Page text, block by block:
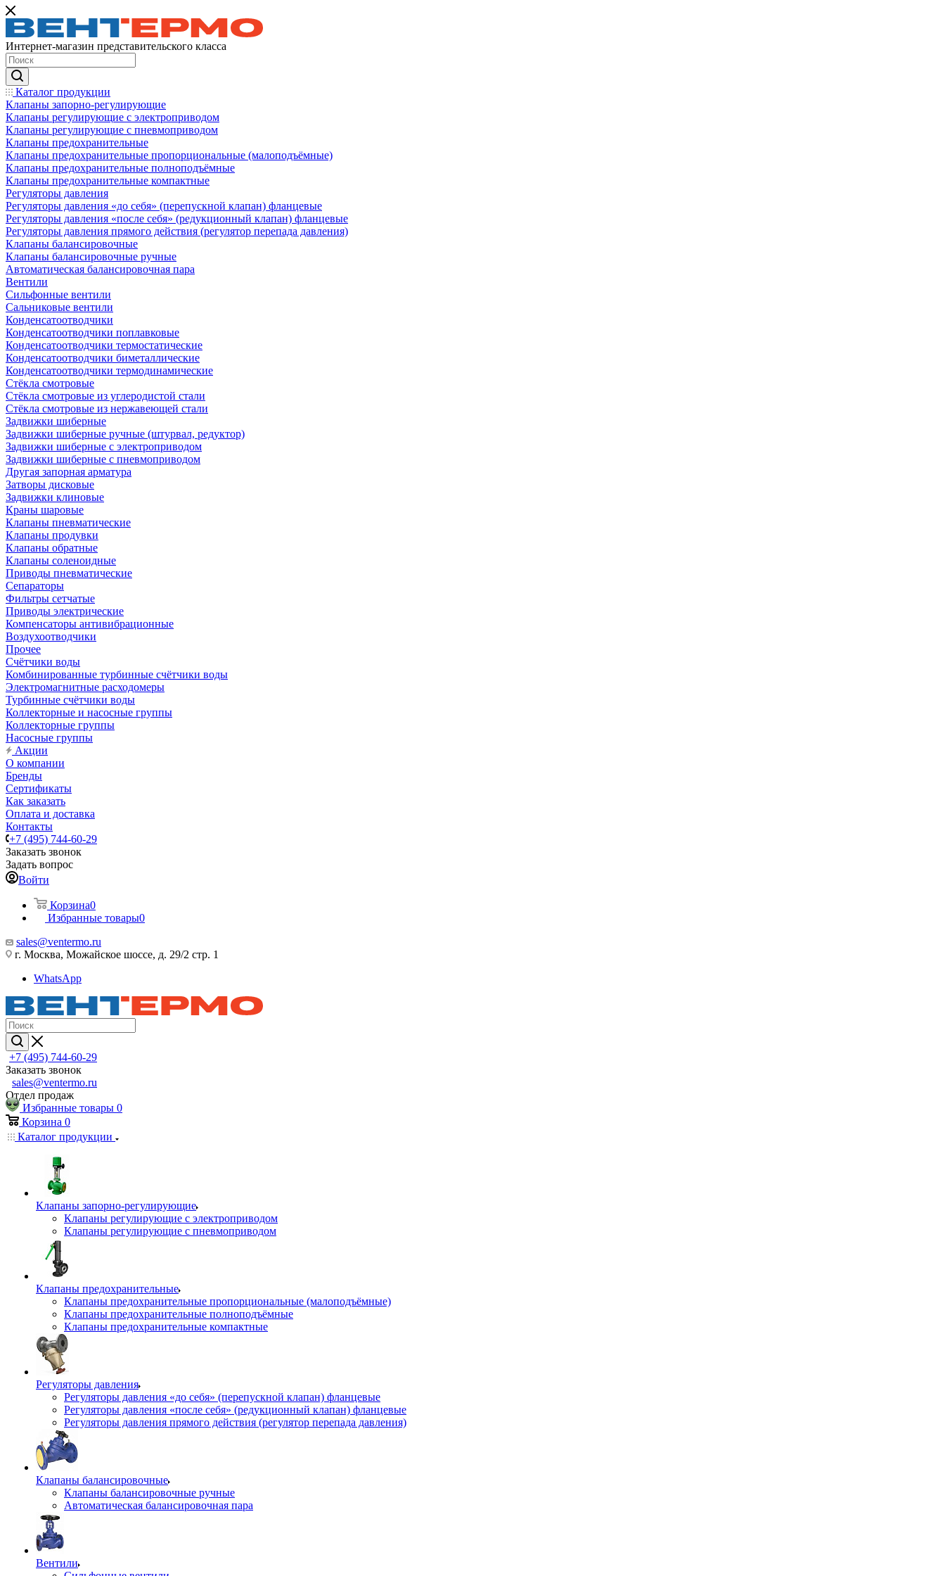
Интернет-магазин представительского класса
Каталог продукции
Клапаны запорно-регулирующие
Клапаны регулирующие с электроприводом
Клапаны регулирующие с пневмоприводом
Клапаны предохранительные
Клапаны предохранительные пропорциональные (малоподъёмные)
Клапаны предохранительные полноподъёмные
Клапаны предохранительные компактные
Регуляторы давления
Регуляторы давления «до себя» (перепускной клапан) фланцевые
Регуляторы давления «после себя» (редукционный клапан) фланцевые
Регуляторы давления прямого действия (регулятор перепада давления)
Клапаны балансировочные
Клапаны балансировочные ручные
Автоматическая балансировочная пара
Вентили
Сильфонные вентили
Сальниковые вентили
Конденсатоотводчики
Конденсатоотводчики поплавковые
Конденсатоотводчики термостатические
Конденсатоотводчики биметаллические
Конденсатоотводчики термодинамические
Стёкла смотровые
Стёкла смотровые из углеродистой стали
Стёкла смотровые из нержавеющей стали
Задвижки шиберные
Задвижки шиберные ручные (штурвал, редуктор)
Задвижки шиберные с электроприводом
Задвижки шиберные с пневмоприводом
Другая запорная арматура
Затворы дисковые
Задвижки клиновые
Краны шаровые
Клапаны пневматические
Клапаны продувки
Клапаны обратные
Клапаны соленоидные
Приводы пневматические
Сепараторы
Фильтры сетчатые
Приводы электрические
Компенсаторы антивибрационные
Воздухоотводчики
Прочее
Счётчики воды
Комбинированные турбинные счётчики воды
Электромагнитные расходомеры
Турбинные счётчики воды
Коллекторные и насосные группы
Коллекторные группы
Насосные группы
Акции
О компании
Бренды
Сертификаты
Как заказать
Оплата и доставка
Контакты
+7 (495) 744-60-29
Заказать звонок
Задать вопрос
Войти
Корзина0
Избранные товары0
sales@ventermo.ru
г. Москва, Можайское шоссе, д. 29/2 стр. 1
WhatsApp
+7 (495) 744-60-29
Заказать звонок
sales@ventermo.ru
Отдел продаж
Избранные товары 0
Корзина 0
Каталог продукции
Клапаны запорно-регулирующие
Клапаны регулирующие с электроприводом
Клапаны регулирующие с пневмоприводом
Клапаны предохранительные
Клапаны предохранительные пропорциональные (малоподъёмные)
Клапаны предохранительные полноподъёмные
Клапаны предохранительные компактные
Регуляторы давления
Регуляторы давления «до себя» (перепускной клапан) фланцевые
Регуляторы давления «после себя» (редукционный клапан) фланцевые
Регуляторы давления прямого действия (регулятор перепада давления)
Клапаны балансировочные
Клапаны балансировочные ручные
Автоматическая балансировочная пара
Вентили